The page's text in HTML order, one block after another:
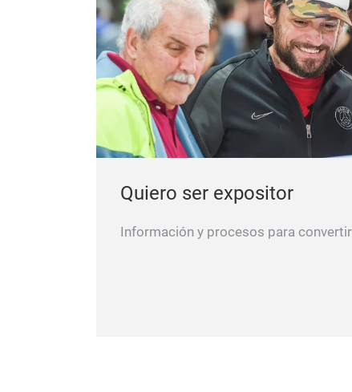
Quiero ser expositor
Información y procesos para